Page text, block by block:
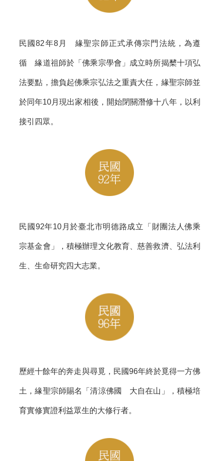
民國82年8月 緣聖宗師正式承傳宗門法統，為遵
循 緣道祖師於「佛乘宗學會」成立時所揭櫫十項弘
法要點，擔負起佛乘宗弘法之重責大任，緣聖宗師並
於同年10月現出家相後，開始閉關潛修十八年，以利
接引四眾。
民國92年10月於臺北市明德路成立「財團法人佛乘
宗基金會」，積極辦理文化教育、慈善救濟、弘法利
生、生命研究四大志業。
歷經十餘年的奔走與尋覓，民國96年終於覓得一方佛
土，緣聖宗師賜名「清涼佛國 大自在山」，積極培
育實修實證利益眾生的大修行者。